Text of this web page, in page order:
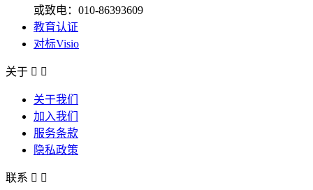
或致电：010-86393609
教育认证
对标Visio
关于  
关于我们
加入我们
服务条款
隐私政策
联系  